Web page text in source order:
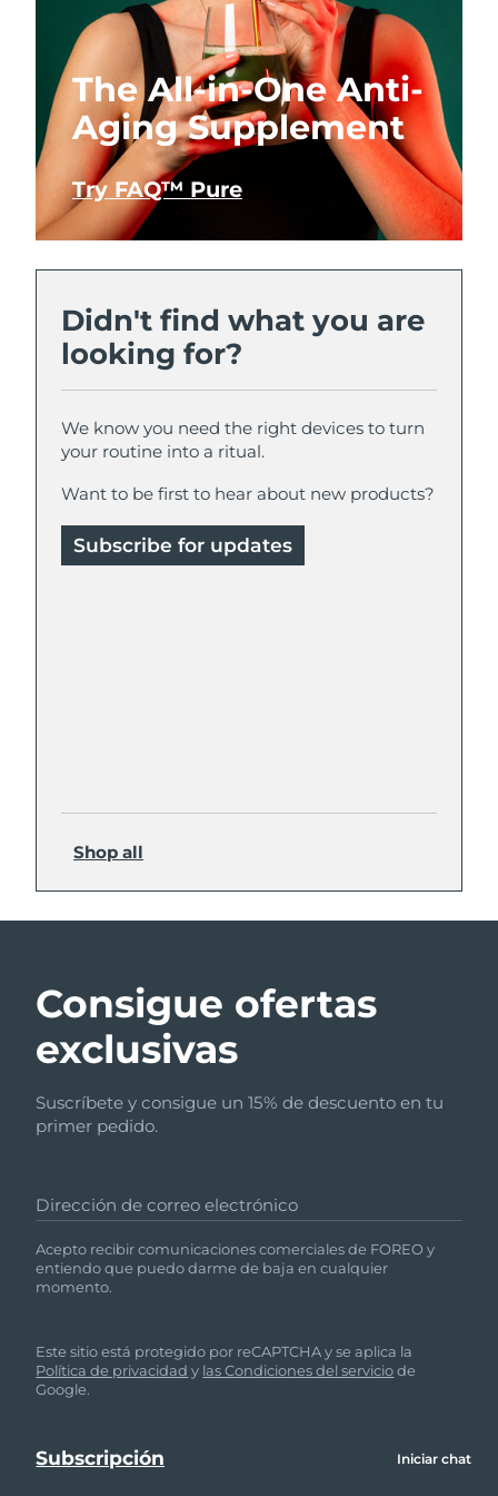
The All-in-One Anti-
Aging Supplement
Try FAQ™ Pure
Didn't find what you are
looking for?
We know you need the right devices to turn
your routine into a ritual.
Want to be first to hear about new products?
Subscribe for updates
Shop all
Consigue ofertas
exclusivas
Suscríbete y consigue un 15% de descuento en tu
primer pedido.
Dirección de correo electrónico
Acepto recibir comunicaciones comerciales de FOREO y
entiendo que puedo darme de baja en cualquier
momento.
Este sitio está protegido por reCAPTCHA y se aplica la
Política de privacidad y las Condiciones del serviciode
Google.
Iniciar chat